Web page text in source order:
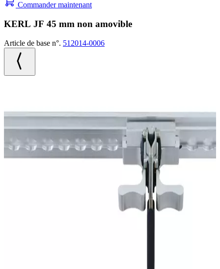
Commander maintenant
KERL JF 45 mm non amovible
Article de base n°. 512014-0006